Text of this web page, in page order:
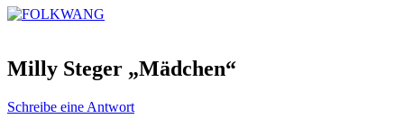
Milly Steger „Mädchen“
Schreibe eine Antwort